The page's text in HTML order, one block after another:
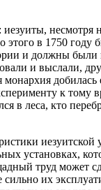
несмотря
в 1750 году
и должны были
и выслали,
к
в леса, кто
иезуитской
установках,
труд может
их